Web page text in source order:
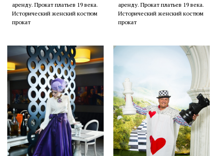
аренду. Прокат платьев 19 века.
Исторический женский костюм
прокат
аренду. Прокат платьев 19 века.
Исторический женский костюм
прокат